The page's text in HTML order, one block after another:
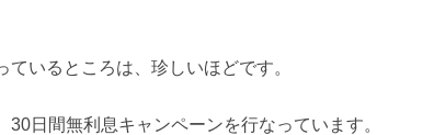
いるところは、珍しいほどです。
日間無利息キャンペーンを行なっています。